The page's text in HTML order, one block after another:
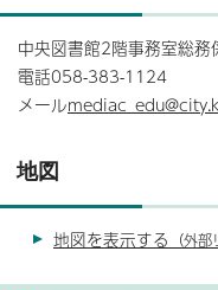
中央図書館2階事務室総務
電話058-383-1124
メール
地図
地図を表示する （外